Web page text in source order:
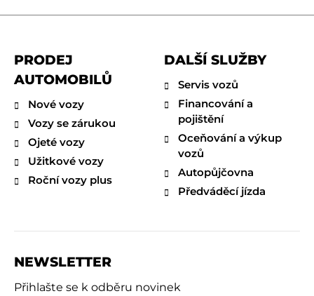
PRODEJ
AUTOMOBILŮ
Nové vozy
Vozy se zárukou
Ojeté vozy
Užitkové vozy
Roční vozy plus
DALŠÍ SLUŽBY
Servis vozů
Financování a
pojištění
Oceňování a výkup
vozů
Autopůjčovna
Předváděcí jízda
NEWSLETTER
Přihlašte se k odběru novinek